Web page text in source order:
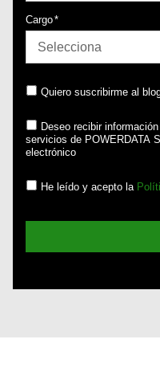
Cargo*
Quiero suscribirme al
Deseo recibir
servicios de POWERDATA
electrónico
He leído y acepto la